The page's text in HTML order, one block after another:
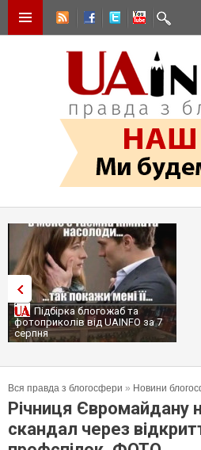
Експослу в США Стефанішиній
обрали запобіжний захід
Вся правда з блогосфери » Новини
Річниця Євромайдану
скандал через